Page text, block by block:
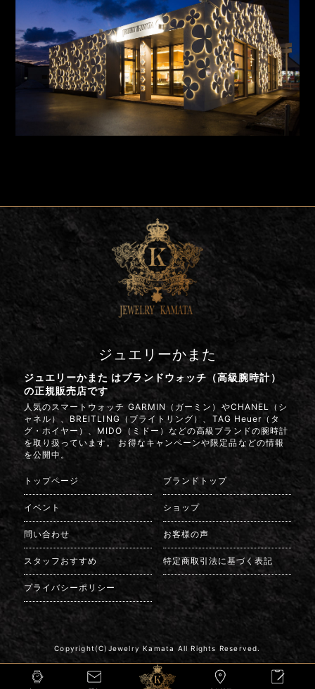
ジュエリーかまた
ジュエリーかまた はブランドウォッチ（高級腕時計）
の正規販売店です
人気のスマートウォッチ GARMIN（ガーミン）やCHANEL（シ
ャネル）、BREITLING（ブライトリング）、TAG Heuer（タ
グ・ホイヤー）、MIDO（ミドー）などの高級ブランドの腕時計
を取り扱っています。 お得なキャンペーンや限定品などの情報
を公開中。
トップページ ブランドトップ
イベント ショップ
問い合わせ お客様の声
スタッフおすすめ 特定商取引法に基づく表記
プライバシーポリシー
Copyright(C)Jewelry Kamata All Rights Reserved.